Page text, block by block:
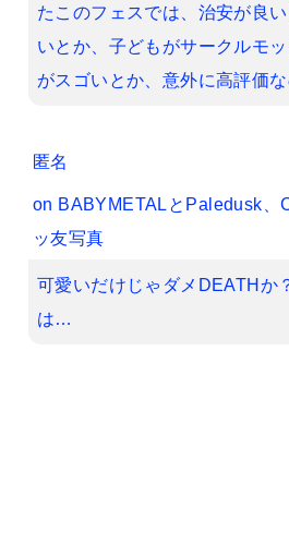
たこのフェスでは、治安が良
いとか、子どもがサークルモ
がスゴいとか、意外に高評価
匿名
on BABYMETALとPaledusk、
ッ友写真
可愛いだけじゃダメDEATHか
は…